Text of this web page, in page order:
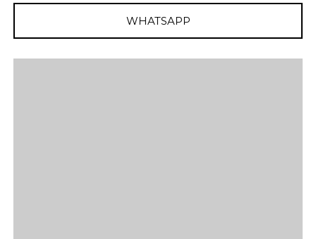
WHATSAPP